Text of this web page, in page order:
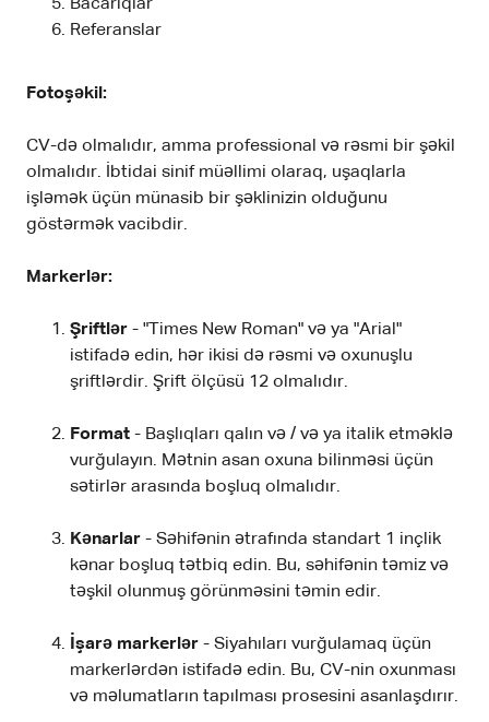
Bacarıqlar
Referanslar
Fotoşəkil:
CV-də olmalıdır, amma professional və rəsmi bir şəkil
olmalıdır. İbtidai sinif müəllimi olaraq, uşaqlarla
işləmək üçün münasib bir şəklinizin olduğunu
göstərmək vacibdir.
Markerlər:
Şriftlər - "Times New Roman" və ya "Arial"
istifadə edin, hər ikisi də rəsmi və oxunuşlu
şriftlərdir. Şrift ölçüsü 12 olmalıdır.
Format - Başlıqları qalın və / və ya italik etməklə
vurğulayın. Mətnin asan oxuna bilinməsi üçün
sətirlər arasında boşluq olmalıdır.
Kənarlar - Səhifənin ətrafında standart 1 inçlik
kənar boşluq tətbiq edin. Bu, səhifənin təmiz və
təşkil olunmuş görünməsini təmin edir.
İşarə markerlər - Siyahıları vurğulamaq üçün
markerlərdən istifadə edin. Bu, CV-nin oxunması
və məlumatların tapılması prosesini asanlaşdırır.